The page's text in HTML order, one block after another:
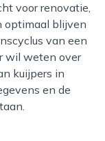
voor renovatie,
optimaal blijven
van een
wil weten over
kuijpers in
en de